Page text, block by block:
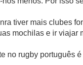
tiver mais clubes
mochilas e ir viajar
no rugby português